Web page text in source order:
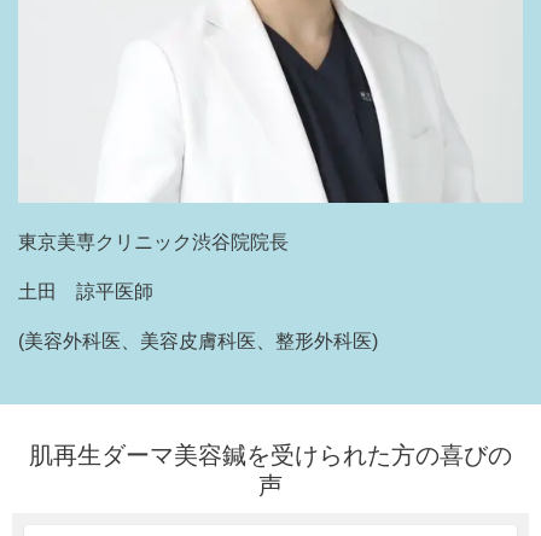
東京美専クリニック渋谷院院長
土田 諒平医師
(美容外科医、美容皮膚科医、整形外科医)
肌再生ダーマ美容鍼を受けられた方の喜びの
声